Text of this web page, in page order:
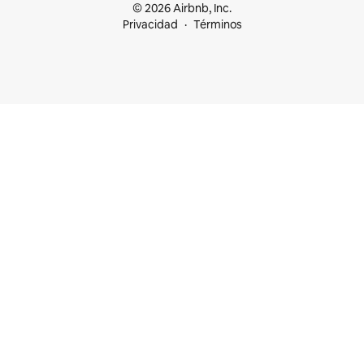
© 2026 Airbnb, Inc.
Privacidad
Términos